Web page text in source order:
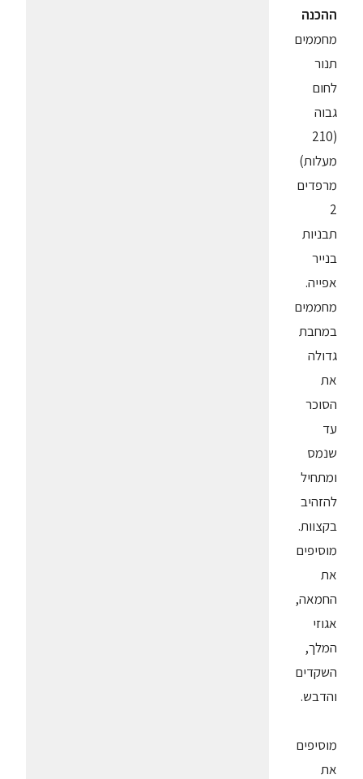
ההכנה
מחממים
תנור
לחום
גבוה
(210
מעלות)
מרפדים
2
תבניות
בנייר
אפייה.
מחממים
במחבת
גדולה
את
הסוכר
עד
שנמס
ומתחיל
להזהיב
בקצוות.
מוסיפים
את
החמאה,
אגוזי
המלך,
השקדים
והדבש.
מוסיפים
את